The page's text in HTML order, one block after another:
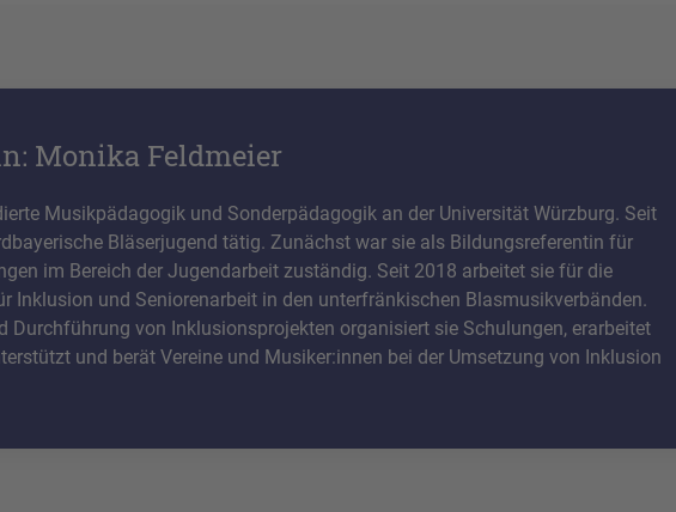
Monika Feldmeier
Musikpädagogik und Sonderpädagogik an der Universität Würzburg. Seit
Bläserjugend tätig. Zunächst war sie als Bildungsreferentin für
im Bereich der Jugendarbeit zuständig. Seit 2018 arbeitet sie für die
Inklusion und Seniorenarbeit in den unterfränkischen Blasmusikverbänden.
Durchführung von Inklusionsprojekten organisiert sie Schulungen, erarbeitet
und berät Vereine und Musiker:innen bei der Umsetzung von Inklusion